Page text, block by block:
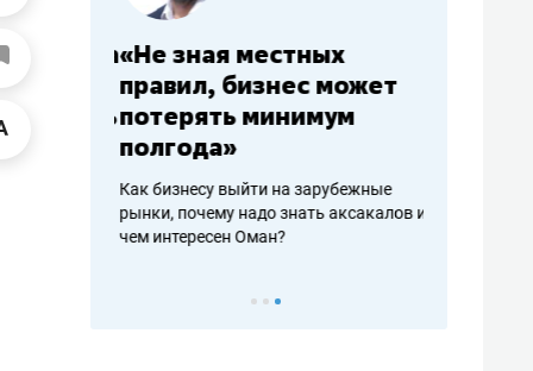
работа «Не зная местных
правил, бизнес может
потерять минимум
полгода»
Как бизнесу выйти на зарубежные
рынки, почему надо знать аксакалов и
чем интересен Оман?